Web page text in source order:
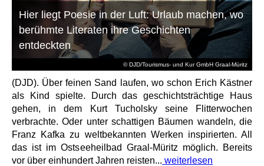
© DJD/Tourismus- und Kur GmbH Graal-Müritz
Hier liegt Poesie in der Luft: Urlaub machen, wo
berühmte Literaten ihre Geschichten
entdeckten
(DJD). Über feinen Sand laufen, wo schon Erich Kästner
als Kind spielte. Durch das geschichtsträchtige Haus
gehen, in dem Kurt Tucholsky seine Flitterwochen
verbrachte. Oder unter schattigen Bäumen wandeln, die
Franz Kafka zu weltbekannten Werken inspirierten. All
das ist im Ostseeheilbad Graal-Müritz möglich. Bereits
vor über einhundert Jahren reisten... weiterlesen